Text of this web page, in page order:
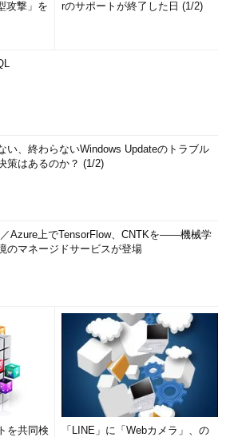
攻撃」を
rのサポートが終了した日 (1/2)
い、終わらないWindows Updateのトラブル
策はあるのか？ (1/2)
Azure上でTensorFlow、CNTKを――機械学
のマネージドサービスが登場
を共同検
「LINE」に「Webカメラ」、の